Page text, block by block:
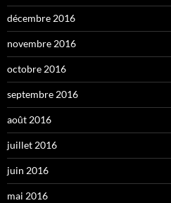
décembre 2016
novembre 2016
octobre 2016
septembre 2016
août 2016
juillet 2016
juin 2016
mai 2016